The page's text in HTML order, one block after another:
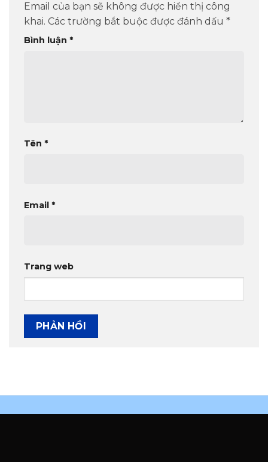
Email của bạn sẽ không được hiển thị công
khai. Các trường bắt buộc được đánh dấu *
Bình luận *
Tên *
Email *
Trang web